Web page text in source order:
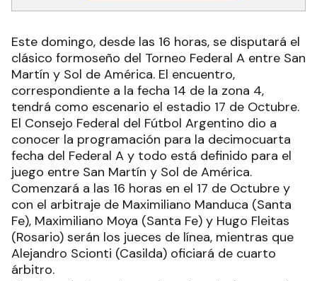
Este domingo, desde las 16 horas, se disputará el
clásico formoseño del Torneo Federal A entre San
Martín y Sol de América. El encuentro,
correspondiente a la fecha 14 de la zona 4,
tendrá como escenario el estadio 17 de Octubre.
El Consejo Federal del Fútbol Argentino dio a
conocer la programación para la decimocuarta
fecha del Federal A y todo está definido para el
juego entre San Martín y Sol de América.
Comenzará a las 16 horas en el 17 de Octubre y
con el arbitraje de Maximiliano Manduca (Santa
Fe), Maximiliano Moya (Santa Fe) y Hugo Fleitas
(Rosario) serán los jueces de línea, mientras que
Alejandro Scionti (Casilda) oficiará de cuarto
árbitro.